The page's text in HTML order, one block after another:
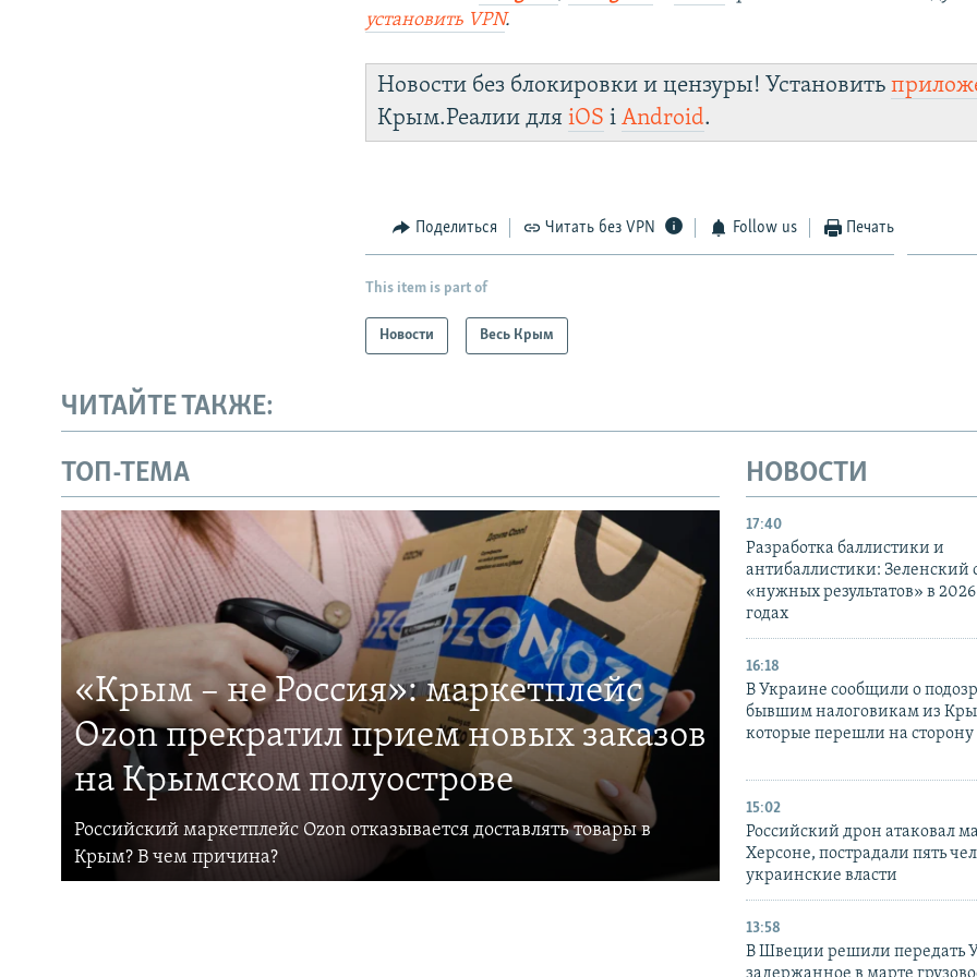
установить VPN.
Новости без блокировки и цензуры! Установить
Крым.Реалии дляiOS іAndroid.
Поделиться Читать без VPN Follow us Печать
This item is part of
Новости Весь Крым
ЧИТАЙТЕ ТАКЖЕ:
ТОП-ТЕМА
«Крым – не Россия»: маркетплейс
Ozon прекратил прием новых заказов
на Крымском полуострове
Российский маркетплейс Ozon отказывается доставлять товары в
Крым? В чем причина?
НОВОСТИ
17:40
Разработка баллистики и
антибаллистики: Зеленский
«нужных результатов» в
годах
16:18
В Украине сообщили о
бывшим налоговикам из
которые перешли на
15:02
Российский дрон атаковал
Херсоне, пострадали пять
украинские власти
13:58
В Швеции решили передать